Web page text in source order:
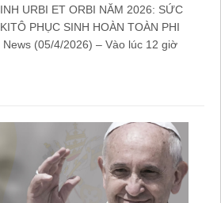
URBI ET ORBI NĂM 2026: SỨC
PHỤC SINH HOÀN TOÀN PHI
News (05/4/2026) – Vào lúc 12 giờ